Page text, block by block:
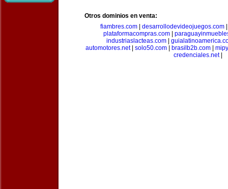
Otros dominios en venta:
fiambres.com| desarrollodevideojuegos.com
plataformacompras.com
industriaslacteas.com
automotores.net| solo50.com brasilb2b.com
credenciales.net|